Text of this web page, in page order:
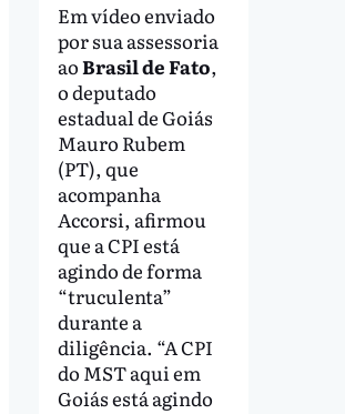
Em vídeo enviado
por sua assessoria
aoBrasil de Fato,
o deputado
estadual de Goiás
Mauro Rubem
(PT), que
acompanha
Accorsi, afirmou
que a CPI está
agindo de forma
“truculenta”
durante a
diligência. “A CPI
do MST aqui em
Goiás está agindo